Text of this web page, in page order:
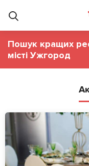
Пошук кращих
місті Ужгород